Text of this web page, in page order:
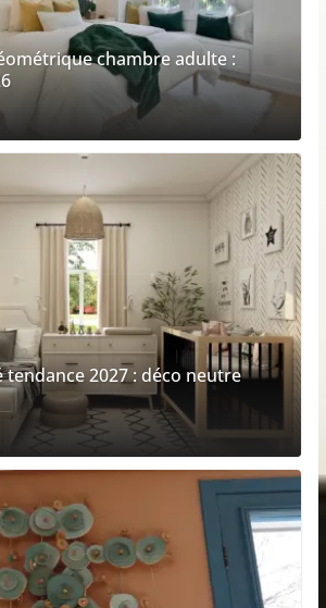
chambre adulte :
tendance 2027 : déco neutre